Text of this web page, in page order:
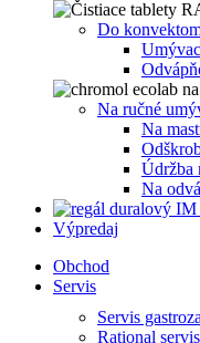
Do
Na ručné
Na
Údržba
Na
Výpredaj
Obchod
Servis
Servis
Rational servis